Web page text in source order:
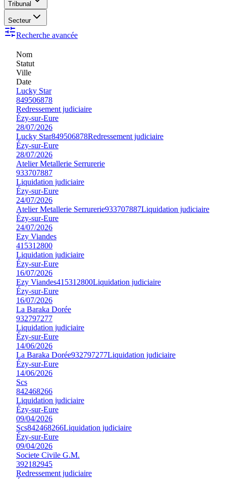
Tribunal
Secteur
Recherche avancée
Nom
Statut
Ville
Date
Lucky Star
849506878
Redressement judiciaire
Ézy-sur-Eure
28/07/2026
Lucky Star849506878Redressement judiciaire
Ézy-sur-Eure
28/07/2026
Atelier Metallerie Serrurerie
933707887
Liquidation judiciaire
Ézy-sur-Eure
24/07/2026
Atelier Metallerie Serrurerie933707887Liquidation judiciaire
Ézy-sur-Eure
24/07/2026
Ezy Viandes
415312800
Liquidation judiciaire
Ézy-sur-Eure
16/07/2026
Ezy Viandes415312800Liquidation judiciaire
Ézy-sur-Eure
16/07/2026
La Baraka Dorée
932797277
Liquidation judiciaire
Ézy-sur-Eure
14/06/2026
La Baraka Dorée932797277Liquidation judiciaire
Ézy-sur-Eure
14/06/2026
Scs
842468266
Liquidation judiciaire
Ézy-sur-Eure
09/04/2026
Scs842468266Liquidation judiciaire
Ézy-sur-Eure
09/04/2026
Societe Civile G.M.
392182945
Redressement judiciaire